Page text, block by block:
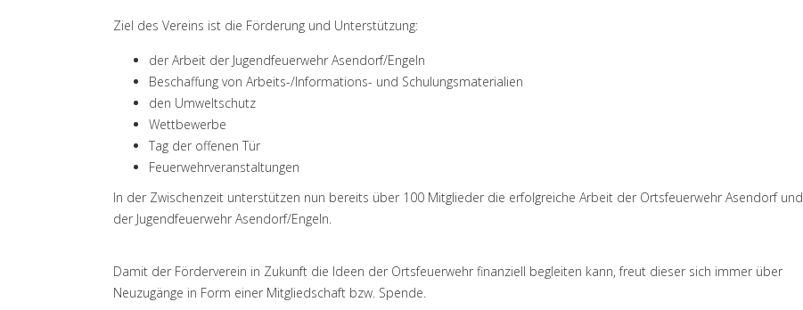
Ziel des Vereins ist die Förderung und Unterstützung:
der Arbeit der Jugendfeuerwehr Asendorf/Engeln
Beschaffung von Arbeits-/Informations- und Schulungsmaterialien
den Umweltschutz
Wettbewerbe
Tag der offenen Tür
Feuerwehrveranstaltungen
In der Zwischenzeit unterstützen nun bereits über 100 Mitglieder die erfolgreiche Arbeit der Ortsfeuerwehr Asendorf und
der Jugendfeuerwehr Asendorf/Engeln.
Damit der Förderverein in Zukunft die Ideen der Ortsfeuerwehr finanziell begleiten kann, freut dieser sich immer über
Neuzugänge in Form einer Mitgliedschaft bzw. Spende.